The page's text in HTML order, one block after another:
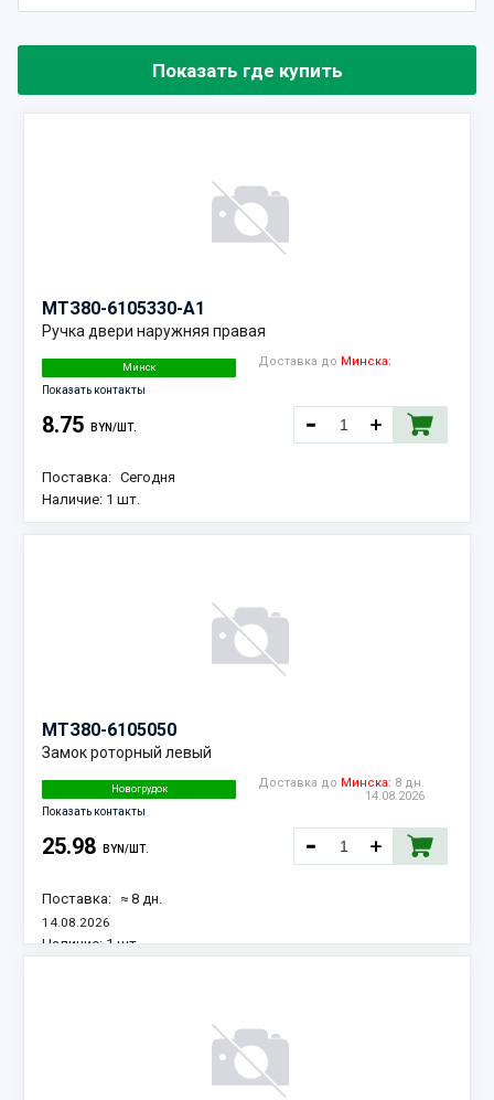
Показать где купить
МТЗ80-6105330-А1
Ручка двери наружняя правая
Минск
Показать контакты
Доставка до Минска:
8.75 BYN/ШТ.
Поставка: Сегодня
Наличие: 1 шт.
МТЗ80-6105050
Замок роторный левый
Новогрудок
Показать контакты
Доставка до Минска: 8 дн.
14.08.2026
25.98 BYN/ШТ.
Поставка: ≈ 8 дн.
14.08.2026
Наличие: 1 шт.